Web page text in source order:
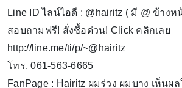
Line ID ไลน์ไอดี : @hairitz ( มี @ ข้าง
สอบถามฟรี! สั่งซื้อด่วน! Click คลิกเลย
http://line.me/ti/p/~@hairitz
โทร. 061-563-6665
FanPage : Hairitz ผมร่วง ผมบาง เห็นผ